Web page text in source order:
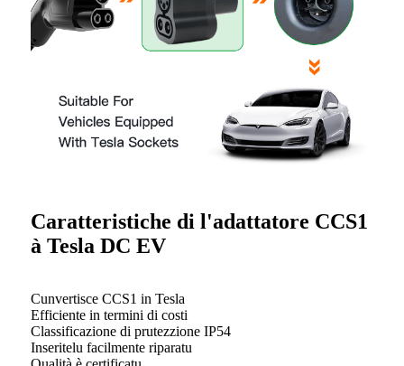
Caratteristiche di l'adattatore CCS1
à Tesla DC EV
Cunvertisce CCS1 in Tesla
Efficiente in termini di costi
Classificazione di prutezzione IP54
Inseritelu facilmente riparatu